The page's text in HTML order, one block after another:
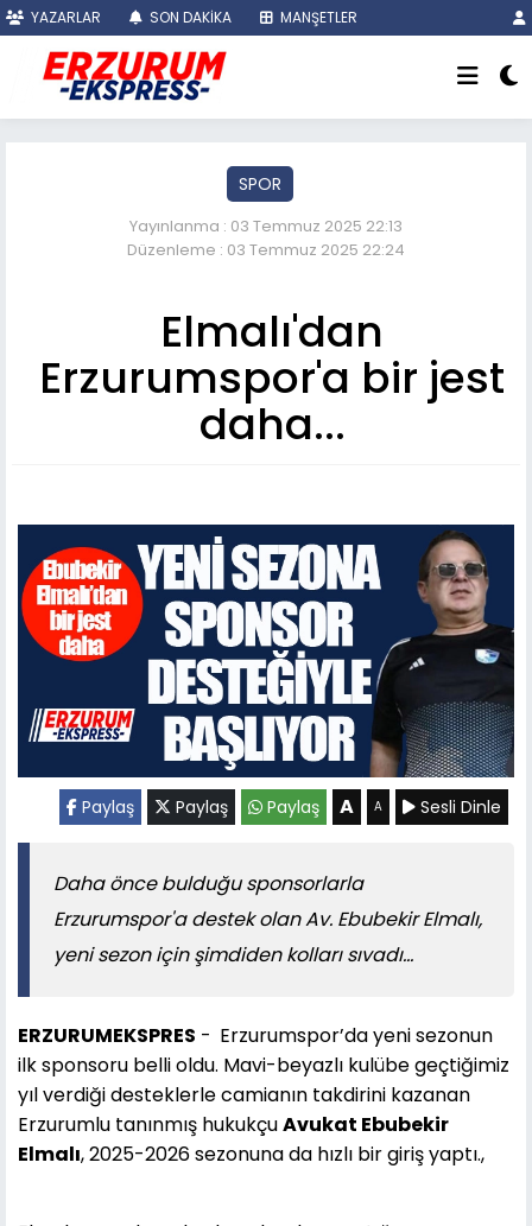
YAZARLAR SON DAKİKA MANŞETLER
SPOR
Yayınlanma : 03 Temmuz 2025 22:13
Düzenleme : 03 Temmuz 2025 22:24
Elmalı'dan
Erzurumspor'a bir jest
daha...
Paylaş Paylaş Paylaş A A Sesli Dinle
Daha önce bulduğu sponsorlarla
Erzurumspor'a destek olan Av. Ebubekir Elmalı,
yeni sezon için şimdiden kolları sıvadı...
ERZURUMEKSPRES - Erzurumspor’da yeni sezonun
ilk sponsoru belli oldu. Mavi-beyazlı kulübe geçtiğimiz
yıl verdiği desteklerle camianın takdirini kazanan
Erzurumlu tanınmış hukukçuAvukat Ebubekir
Elmalı, 2025-2026 sezonuna da hızlı bir giriş yaptı.,